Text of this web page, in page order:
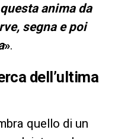
questa anima da
segna e poi
».
dell’ultima
quello di un